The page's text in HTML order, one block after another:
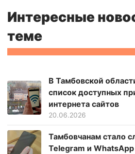
Интересные
теме
В Тамбовской
список доступных
интернета сайтов
20.06.2026
Тамбовчанам стало
Telegram и WhatsApp